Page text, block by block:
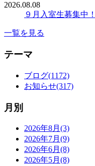
2026.08.08
９月入室生募集中
一覧を見る
テーマ
ブログ(1172)
お知らせ(317)
月別
2026年8月(3)
2026年7月(9)
2026年6月(8)
2026年5月(8)